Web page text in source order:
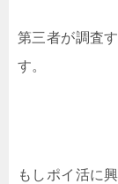
第三者が調査
す。
もしポイ活に